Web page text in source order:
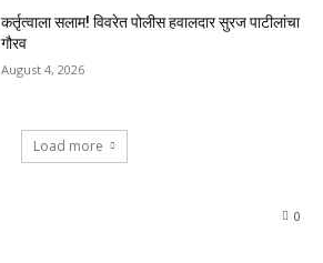
कर्तृत्वाला सलाम! विवरेत पोलीस हवालदार सुरज पाटीलांचा
गौरव
August 4, 2026
Load more
0